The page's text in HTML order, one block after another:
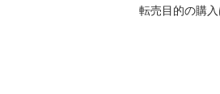
転売⽬的の購⼊